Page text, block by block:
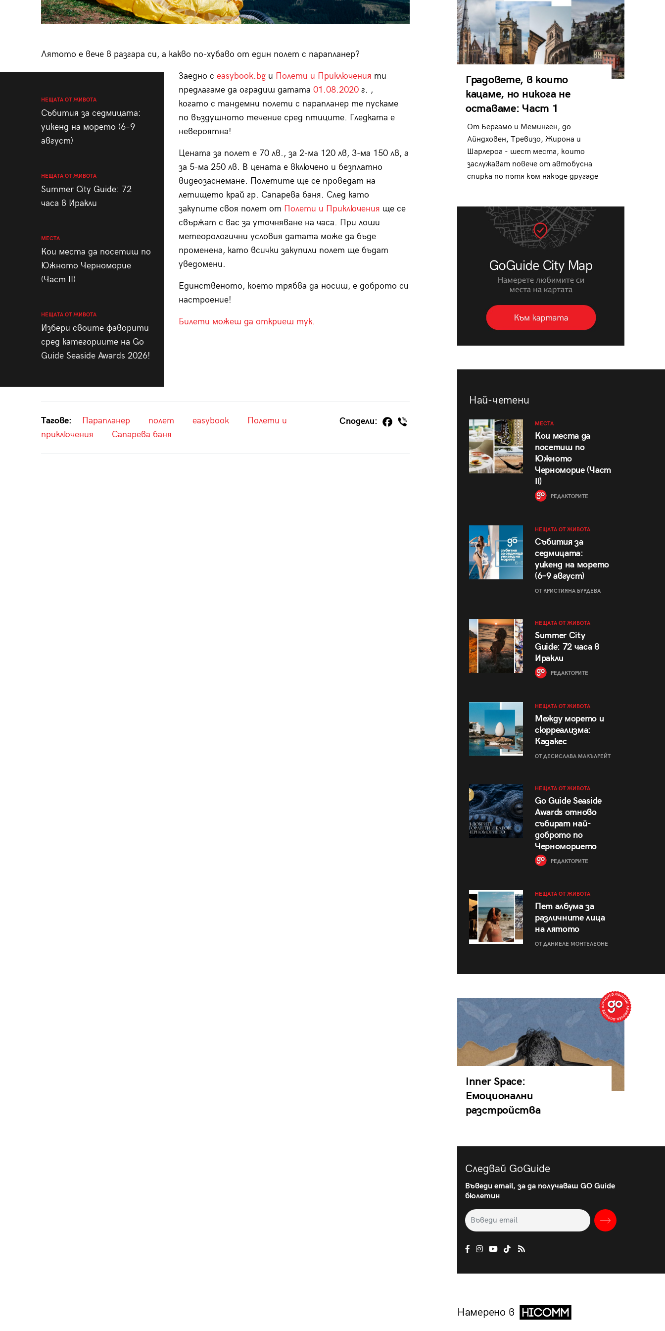
Лятото е вече в разгара си, а какво по-хубаво от един полет с парапланер?
НЕЩАТА ОТ ЖИВОТА
Събития за седмицата:
уикенд на морето (6–9
август)
НЕЩАТА ОТ ЖИВОТА
Summer City Guide: 72
часа в Иракли
МЕСТА
Кои места да посетиш по
Южното Черноморие
(Част II)
НЕЩАТА ОТ ЖИВОТА
Избери своите фаворити
сред категориите на Go
Guide Seaside Awards 2026!
Заедно с easybook.bg и Полети и Приключения ти
предлагаме да оградиш датата 01.08.2020 г. ,
когато с тандемни полети с парапланер те пускаме
по въздушното течение сред птиците. Гледката е
невероятна!
Цената за полет е 70 лв., за 2-ма 120 лв, 3-ма 150 лв, а
за 5-ма 250 лв. В цената е включено и безплатно
видеозаснемане. Полетите ще се проведат на
летището край гр. Сапарева баня. След като
закупите своя полет от Полети и Приключения ще се
свържат с вас за уточняване на часа. При лоши
метеорологични условия датата може да бъде
променена, като всички закупили полет ще бъдат
уведомени.
Единственото, което трябва да носиш, е доброто си
настроение!
Билети можеш да откриеш тук.
Тагове: Парапланер полет easybook
Полети и
приключения
Сапарева баня
Сподели:
Градовете, в които
кацаме, но никога не
оставаме: Част 1
От Бергамо и Меминген, до
Айндховен, Тревизо, Жирона и
Шарлероа - шест места, които
заслужават повече от автобусна
спирка по пътя към някъде другаде
Най-четени
МЕСТА
Кои места да
посетиш по
Южното
Черноморие (Част
II)
РЕДАКТОРИТЕ
НЕЩАТА ОТ ЖИВОТА
Събития за
седмицата:
уикенд на морето
(6–9 август)
ОТ КРИСТИЯНА БУРДЕВА
НЕЩАТА ОТ ЖИВОТА
Summer City
Guide: 72 часа в
Иракли
РЕДАКТОРИТЕ
НЕЩАТА ОТ ЖИВОТА
Между морето и
сюрреализма:
Кадакес
ОТ ДЕСИСЛАВА МАКЪЛРЕЙТ
НЕЩАТА ОТ ЖИВОТА
Go Guide Seaside
Awards отново
събират най-
доброто по
Черноморието
РЕДАКТОРИТЕ
НЕЩАТА ОТ ЖИВОТА
Пет албума за
различните лица
на лятото
ОТ ДАНИЕЛЕ МОНТЕЛЕОНЕ
Inner Space:
Емоционални
разстройства
Следвай GoGuide
Въведи email, за да получаваш GO Guide
бюлетин
Намерено в